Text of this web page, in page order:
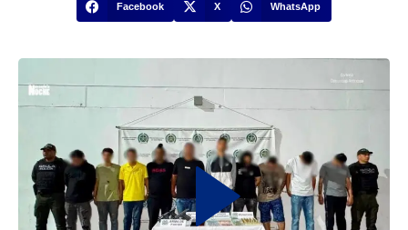
Facebook X WhatsApp